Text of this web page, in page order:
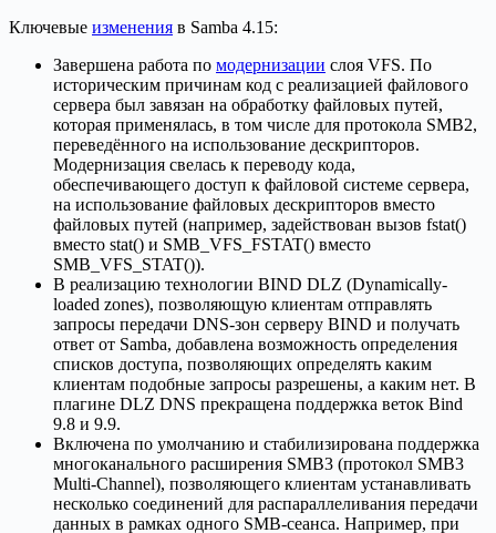
Ключевые изменения в Samba 4.15:
Завершена работа по модернизации слоя VFS. По
историческим причинам код с реализацией файлового
сервера был завязан на обработку файловых путей,
которая применялась, в том числе для протокола SMB2,
переведённого на использование дескрипторов.
Модернизация свелась к переводу кода,
обеспечивающего доступ к файловой системе сервера,
на использование файловых дескрипторов вместо
файловых путей (например, задействован вызов fstat()
вместо stat() и SMB_VFS_FSTAT() вместо
SMB_VFS_STAT()).
В реализацию технологии BIND DLZ (Dynamically-
loaded zones), позволяющую клиентам отправлять
запросы передачи DNS-зон серверу BIND и получать
ответ от Samba, добавлена возможность определения
списков доступа, позволяющих определять каким
клиентам подобные запросы разрешены, а каким нет. В
плагине DLZ DNS прекращена поддержка веток Bind
9.8 и 9.9.
Включена по умолчанию и стабилизирована поддержка
многоканального расширения SMB3 (протокол SMB3
Multi-Channel), позволяющего клиентам устанавливать
несколько соединений для распараллеливания передачи
данных в рамках одного SMB-сеанса. Например, при